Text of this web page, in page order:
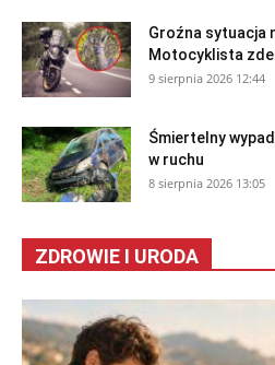
Groźna sytuacja
Motocyklista
9 sierpnia 2026 12:44
Śmiertelny
w ruchu
8 sierpnia 2026 13:05
ZDROWIE I URODA